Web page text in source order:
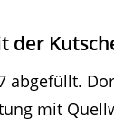
der
abgefüllt.
mit